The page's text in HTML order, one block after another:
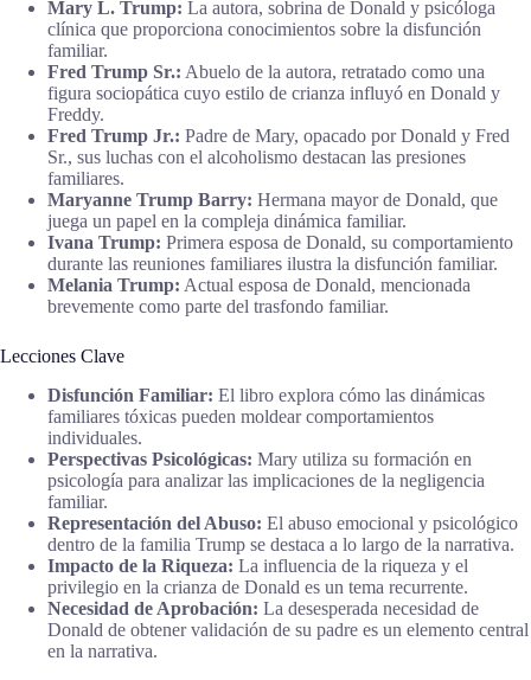
Mary L. Trump: La autora, sobrina de Donald y psicóloga
clínica que proporciona conocimientos sobre la disfunción
familiar.
Fred Trump Sr.: Abuelo de la autora, retratado como una
figura sociopática cuyo estilo de crianza influyó en Donald y
Freddy.
Fred Trump Jr.: Padre de Mary, opacado por Donald y Fred
Sr., sus luchas con el alcoholismo destacan las presiones
familiares.
Maryanne Trump Barry: Hermana mayor de Donald, que
juega un papel en la compleja dinámica familiar.
Ivana Trump: Primera esposa de Donald, su comportamiento
durante las reuniones familiares ilustra la disfunción familiar.
Melania Trump: Actual esposa de Donald, mencionada
brevemente como parte del trasfondo familiar.
Lecciones Clave
Disfunción Familiar: El libro explora cómo las dinámicas
familiares tóxicas pueden moldear comportamientos
individuales.
Perspectivas Psicológicas: Mary utiliza su formación en
psicología para analizar las implicaciones de la negligencia
familiar.
Representación del Abuso: El abuso emocional y psicológico
dentro de la familia Trump se destaca a lo largo de la narrativa.
Impacto de la Riqueza: La influencia de la riqueza y el
privilegio en la crianza de Donald es un tema recurrente.
Necesidad de Aprobación: La desesperada necesidad de
Donald de obtener validación de su padre es un elemento central
en la narrativa.